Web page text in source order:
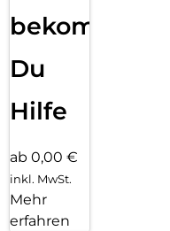
bekommst
Du
Hilfe
ab 0,00 €
inkl. MwSt.
Mehr
erfahren